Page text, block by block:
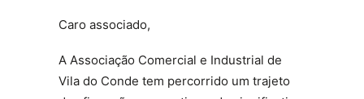
Caro associado,
A Associação Comercial e Industrial de
Vila do Conde tem percorrido um trajeto